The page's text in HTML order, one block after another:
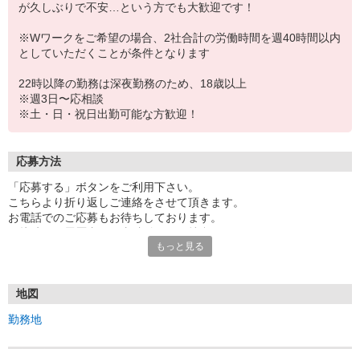
が久しぶりで不安…という方でも大歓迎です！
※Wワークをご希望の場合、2社合計の労働時間を週40時間以内
としていただくことが条件となります
22時以降の勤務は深夜勤務のため、18歳以上
※週3日〜応相談
※土・日・祝日出勤可能な方歓迎！
応募方法
「応募する」ボタンをご利用下さい。
こちらより折り返しご連絡をさせて頂きます。
お電話でのご応募もお待ちしております。
もっと見る
地図
勤務地